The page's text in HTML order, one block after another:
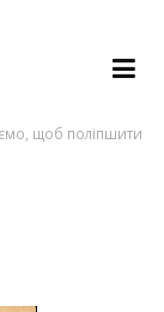
щоб поліпшити